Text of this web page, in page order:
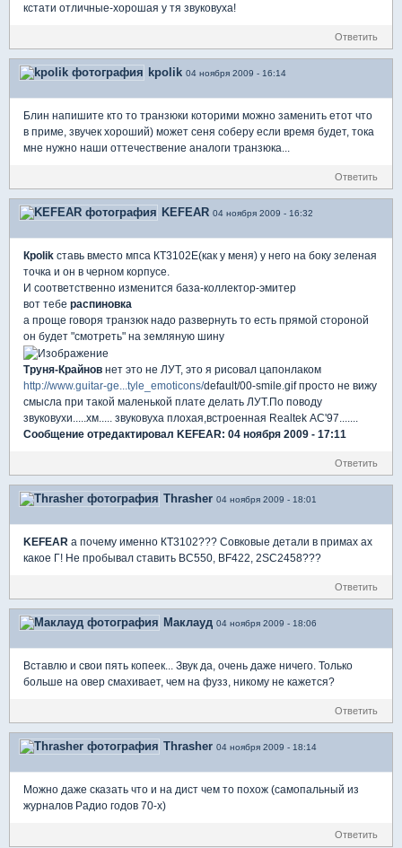
кстати отличные-хорошая у тя звуковуха!
Ответить
kpolik 04 ноября 2009 - 16:14
Блин напишите кто то транзюки которими можно заменить етот что
в приме, звучек хороший) может сеня соберу если время будет, тока
мне нужно наши оттечествение аналоги транзюка...
Ответить
KEFEAR 04 ноября 2009 - 16:32
Кpolik ставь вместо мпса КТ3102Е(как у меня) у него на боку зеленая
точка и он в черном корпусе.
И соответственно изменится база-коллектор-эмитер
вот тебе распиновка
а проще говоря транзюк надо развернуть то есть прямой стороной
он будет "смотреть" на земляную шину
Труня-Крайнов
нет это не ЛУТ, это я рисовал цапонлаком
http://www.guitar-ge...tyle_emoticons/default/00-smile.gif просто не вижу
смысла при такой маленькой плате делать ЛУТ.По поводу
звуковухи.....хм..... звуковуха плохая,встроенная Realtek AC'97.......
Сообщение отредактировал KEFEAR: 04 ноября 2009 - 17:11
Ответить
Thrasher 04 ноября 2009 - 18:01
KEFEAR а почему именно КТ3102??? Совковые детали в примах ах
какое Г! Не пробывал ставить ВС550, BF422, 2SC2458???
Ответить
Маклауд 04 ноября 2009 - 18:06
Вставлю и свои пять копеек... Звук да, очень даже ничего. Только
больше на овер смахивает, чем на фузз, никому не кажется?
Ответить
Thrasher 04 ноября 2009 - 18:14
Можно даже сказать что и на дист чем то похож (самопальный из
журналов Радио годов 70-х)
Ответить